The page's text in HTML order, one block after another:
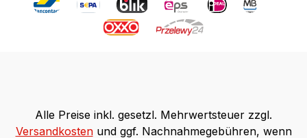
Alle Preise inkl. gesetzl. Mehrwertsteuer zzgl.
Versandkostenund ggf. Nachnahmegebühren, wenn